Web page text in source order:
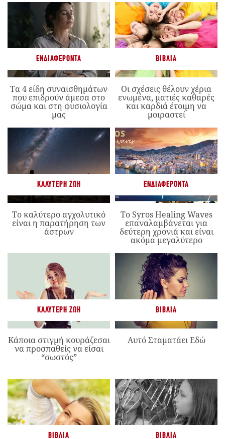
ΕΝΔΙΑΦΈΡΟΝΤΑ
Τα 4 είδη συναισθημάτων
που επιδρούν άμεσα στο
σώμα και στη φυσιολογία
μας
ΒΙΒΛΊΑ
Οι σχέσεις θέλουν χέρια
ενωμένα, ματιές καθαρές
και καρδιά έτοιμη να
μοιραστεί
ΚΑΛΎΤΕΡΗ ΖΩΉ
Το καλύτερο αγχολυτικό
είναι η παρατήρηση των
άστρων
ΕΝΔΙΑΦΈΡΟΝΤΑ
Το Syros Healing Waves
επαναλαμβάνεται για
δεύτερη χρονιά και είναι
ακόμα μεγαλύτερο
ΚΑΛΎΤΕΡΗ ΖΩΉ
Κάποια στιγμή κουράζεσαι
να προσπαθείς να είσαι
“σωστός”
ΒΙΒΛΊΑ
Αυτό Σταματάει Εδώ
ΒΙΒΛΊΑ ΒΙΒΛΊΑ